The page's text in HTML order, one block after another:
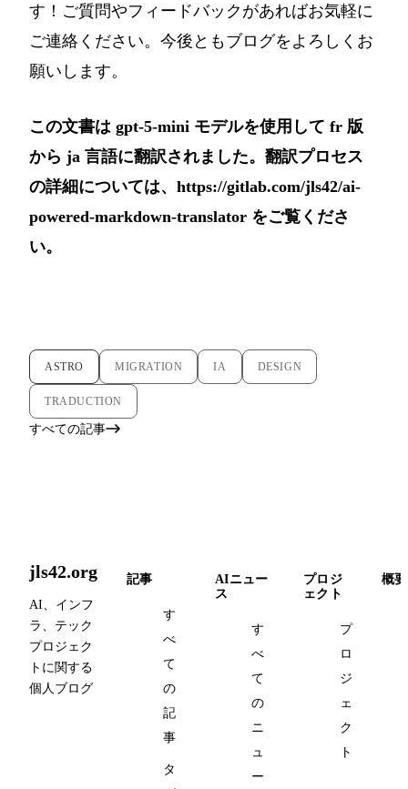
す！ご質問やフィードバックがあればお気軽に
ご連絡ください。今後ともブログをよろしくお
願いします。
この文書は gpt-5-mini モデルを使用して fr 版
から ja 言語に翻訳されました。翻訳プロセス
の詳細については、 https://gitlab.com/jls42/ai-
powered-markdown-translator をご覧くださ
い。
ASTRO MIGRATION IA DESIGN
TRADUCTION
すべての記事
jls42.org
AI、インフ
ラ、テック
プロジェク
トに関する
個人ブログ
記事
す
べ
て
の
記
事
タ
AIニュー
ス
す
べ
て
の
ニ
ュ
ー
プロジ
ェクト
プ
ロ
ジ
ェ
ク
ト
概要